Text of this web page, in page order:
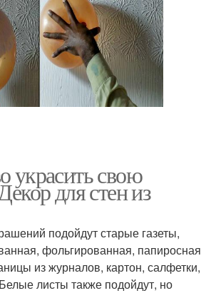
украсить свою
для стен из
подойдут старые газеты,
фольгированная, папиросная
из журналов, картон, салфетки,
листы также подойдут, но